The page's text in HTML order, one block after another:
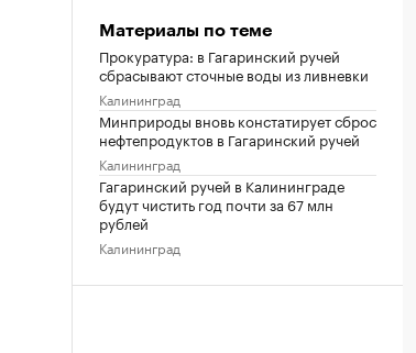
Материалы по теме
Прокуратура: в Гагаринский ручей
сбрасывают сточные воды из ливневки
Калининград
Минприроды вновь констатирует сброс
нефтепродуктов в Гагаринский ручей
Калининград
Гагаринский ручей в Калининграде
будут чистить год почти за 67 млн
рублей
Калининград